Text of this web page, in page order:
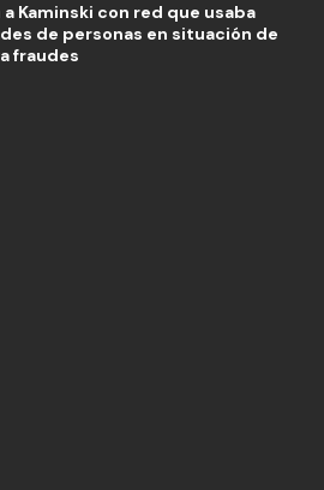
Kaminski con red que usaba
de personas en situación de
fraudes